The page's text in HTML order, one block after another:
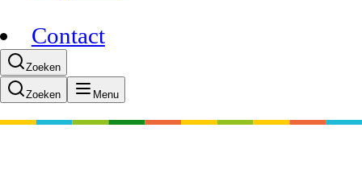
Contact
Zoeken
Zoeken Menu